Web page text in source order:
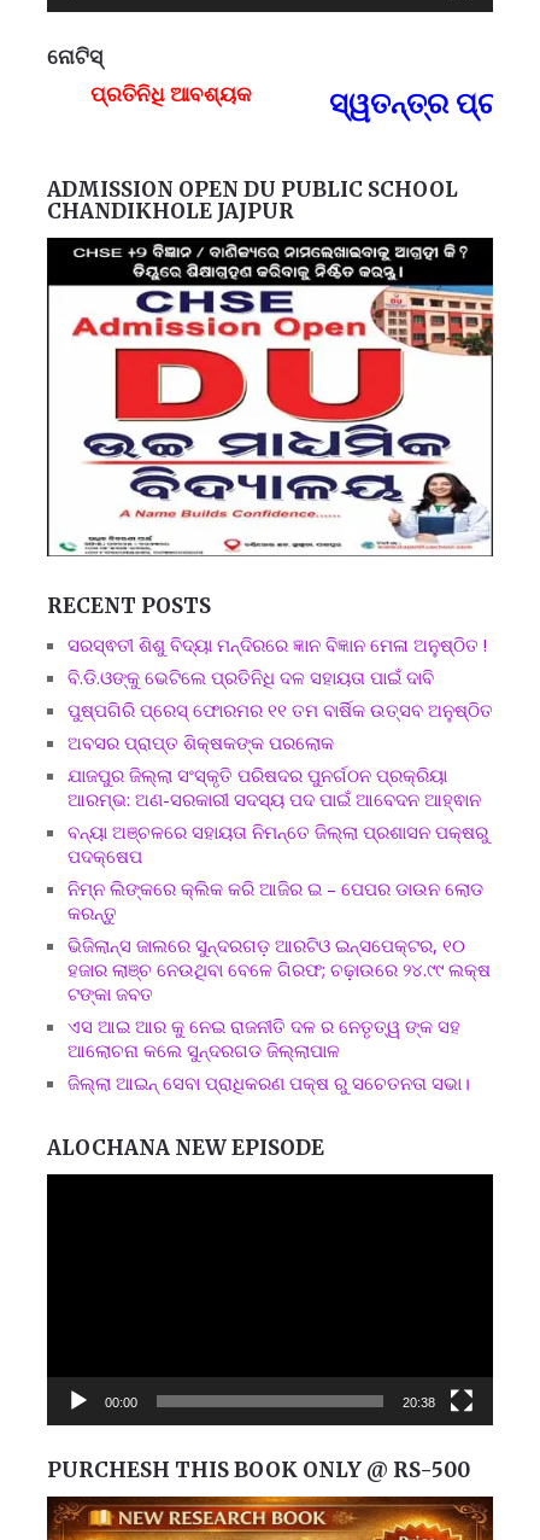
ନୋଟିସ୍
ପ୍ରତିନିଧି ଆବଶ୍ୟକ
ସ୍ୱତନ୍ତ୍ର
ADMISSION OPEN DU PUBLIC SCHOOL
CHANDIKHOLE JAJPUR
RECENT POSTS
ସରସ୍ଵତୀ ଶିଶୁ ବିଦ୍ୟା ମନ୍ଦିରରେ ଜ୍ଞାନ ବିଜ୍ଞାନ ମେଳା ଅନୁଷ୍ଠିତ !
ବି.ଡି.ଓଙ୍କୁ ଭେଟିଲେ ପ୍ରତିନିଧି ଦଳ ସହାୟତା ପାଇଁ ଦାବି
ପୁଷ୍ପଗିରି ପ୍ରେସ୍ ଫୋରମର ୧୧ ତମ ବାର୍ଷିକ ଉତ୍ସବ ଅନୁଷ୍ଠିତ
ଅବସର ପ୍ରାପ୍ତ ଶିକ୍ଷକଙ୍କ ପରଲୋକ
ଯାଜପୁର ଜିଲ୍ଲା ସଂସ୍କୃତି ପରିଷଦର ପୁନର୍ଗଠନ ପ୍ରକ୍ରିୟା
ଆରମ୍ଭ: ଅଣ-ସରକାରୀ ସଦସ୍ୟ ପଦ ପାଇଁ ଆବେଦନ ଆହ୍ଵାନ
ବନ୍ୟା ଅଞ୍ଚଳରେ ସହାୟତା ନିମନ୍ତେ ଜିଲ୍ଲା ପ୍ରଶାସନ ପକ୍ଷରୁ
ପଦକ୍ଷେପ
ନିମ୍ନ ଲିଙ୍କରେ କ୍ଲିକ କରି ଆଜିର ଇ – ପେପର ଡାଉନ ଲୋଡ
କରନ୍ତୁ
ଭିଜିଲାନ୍ସ ଜାଲରେ ସୁନ୍ଦରଗଡ଼ ଆରଟିଓ ଇନ୍ସପେକ୍ଟର, ୧୦
ହଜାର ଲାଞ୍ଚ ନେଉଥିବା ବେଳେ ଗିରଫ; ଚଢ଼ାଉରେ ୨୪.୯୯ ଲକ୍ଷ
ଟଙ୍କା ଜବତ
ଏସ ଆଇ ଆର କୁ ନେଇ ରାଜନୀତି ଦଳ ର ନେତୃତ୍ୱ ଙ୍କ ସହ
ଆଲୋଚନା କଲେ ସୁନ୍ଦରଗଡ ଜିଲ୍ଲାପାଳ
ଜିଲ୍ଲା ଆଇନ୍ ସେବା ପ୍ରାଧିକରଣ ପକ୍ଷ ରୁ ସଚେତନତା ସଭା।
ALOCHANA NEW EPISODE
00:00 20:38
PURCHESH THIS BOOK ONLY @ RS-500